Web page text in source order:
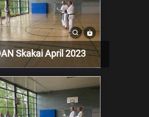
DAN Skakai April 2023